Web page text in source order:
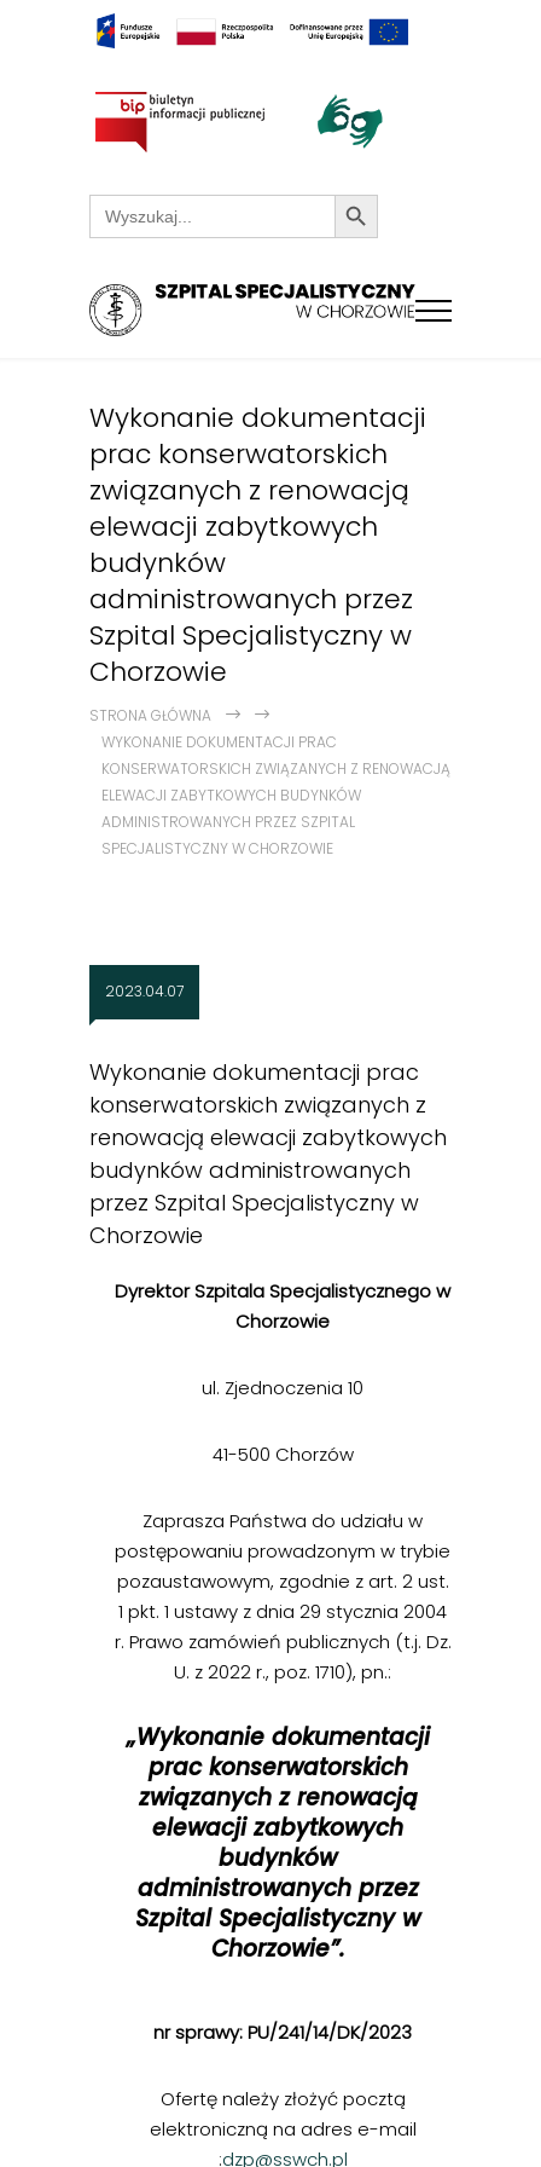
Search
for:
Search Button
Wykonanie dokumentacji
prac konserwatorskich
związanych z renowacją
elewacji zabytkowych
budynków
administrowanych przez
Szpital Specjalistyczny w
Chorzowie
STRONA GŁÓWNA
WYKONANIE DOKUMENTACJI PRAC
KONSERWATORSKICH ZWIĄZANYCH Z RENOWACJĄ
ELEWACJI ZABYTKOWYCH BUDYNKÓW
ADMINISTROWANYCH PRZEZ SZPITAL
SPECJALISTYCZNY W CHORZOWIE
2023.04.07
Wykonanie dokumentacji prac
konserwatorskich związanych z
renowacją elewacji zabytkowych
budynków administrowanych
przez Szpital Specjalistyczny w
Chorzowie
Dyrektor Szpitala Specjalistycznego w
Chorzowie
ul. Zjednoczenia 10
41-500 Chorzów
Zaprasza Państwa do udziału w
postępowaniu prowadzonym w trybie
pozaustawowym, zgodnie z art. 2 ust.
1 pkt. 1 ustawy z dnia 29 stycznia 2004
r. Prawo zamówień publicznych (t.j. Dz.
U. z 2022 r., poz. 1710), pn.:
„Wykonaniedokumentacji
prac konserwatorskich
związanych z renowacją
elewacji zabytkowych
budynków
administrowanych przez
Szpital Specjalistyczny w
Chorzowie”.
nr sprawy: PU/241/14/DK/2023
Ofertę należy złożyć pocztą
elektroniczną na adres e-mail
:dzp@sswch.pl